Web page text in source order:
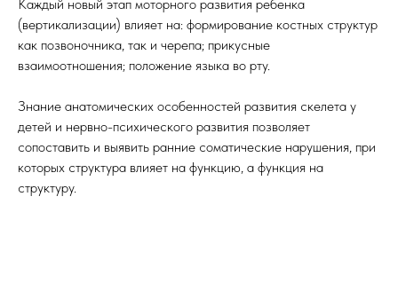
Каждый новый этап моторного развития ребенка
(вертикализации) влияет на: формирование костных структур
как позвоночника, так и черепа; прикусные
взаимоотношения; положение языка во рту.
Знание анатомических особенностей развития скелета у
детей и нервно-психического развития позволяет
сопоставить и выявить ранние соматические нарушения, при
которых структура влияет на функцию, а функция на
структуру.